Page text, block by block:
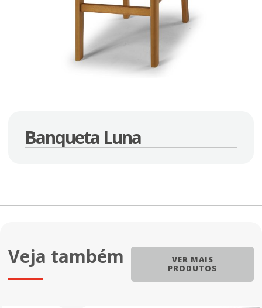
Banqueta Luna
Veja também
VER MAIS
PRODUTOS